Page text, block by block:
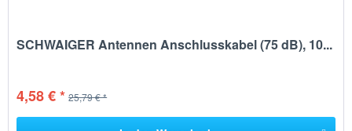
SCHWAIGER Antennen Anschlusskabel (75 dB), 10...
4,58 € * 25,79 € *